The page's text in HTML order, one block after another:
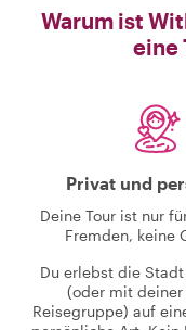
Warum ist
eine
Privat und
Deine Tour ist nur
Fremden, keine
Du erlebst die
(oder mit deiner
Reisegruppe) auf